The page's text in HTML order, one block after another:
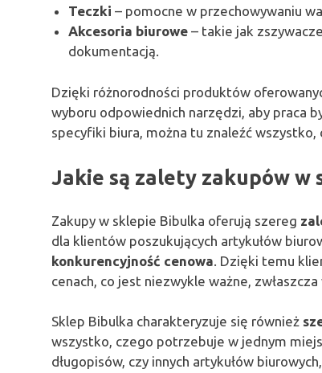
Teczki – pomocne w przechowywaniu
Akcesoria biurowe – takie jak
dokumentacją.
Dzięki różnorodności produktów
wyboru odpowiednich narzędzi, aby praca
specyfiki biura, można tu znaleźć
Jakie są zalety zakupów w
Zakupy w sklepie Bibulka oferują szereg
dla klientów poszukujących artykułów
konkurencyjność cenowa . Dzięki temu
cenach, co jest niezwykle ważne,
Sklep Bibulka charakteryzuje się również
wszystko, czego potrzebuje w jednym
długopisów, czy innych artykułów